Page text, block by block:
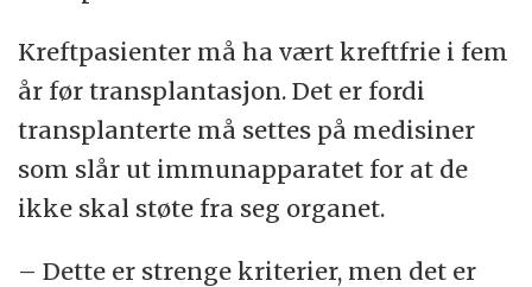
Kreftpasienter må ha vært kreftfrie i fem
år før transplantasjon. Det er fordi
transplanterte må settes på medisiner
som slår ut immunapparatet for at de
ikke skal støte fra seg organet.
– Dette er strenge kriterier, men det er